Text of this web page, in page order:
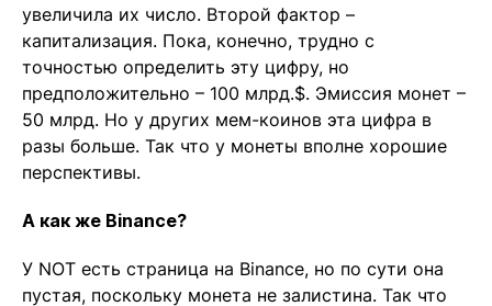
увеличила их число. Второй фактор –
капитализация. Пока, конечно, трудно с
точностью определить эту цифру, но
предположительно – 100 млрд.$. Эмиссия монет –
50 млрд. Но у других мем-коинов эта цифра в
разы больше. Так что у монеты вполне хорошие
перспективы.
А как же Binance?
У NOT есть страница на Binance, но по сути она
пустая, поскольку монета не залистина. Так что